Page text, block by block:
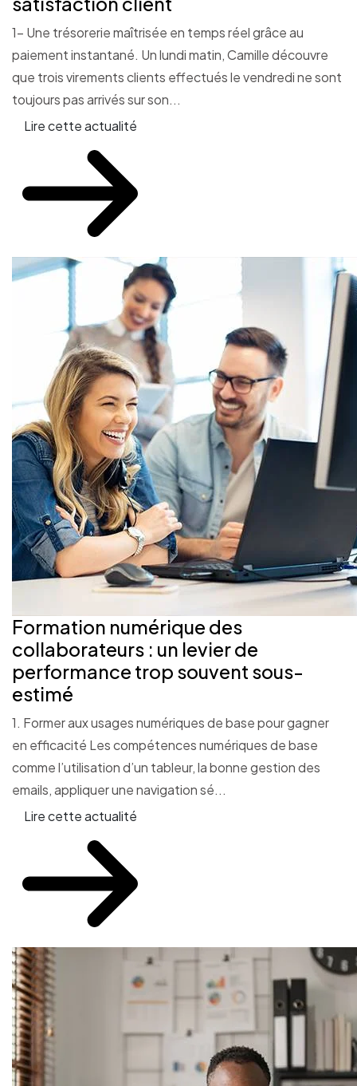
1- Une trésorerie maîtrisée en temps réel grâce au
paiement instantané. Un lundi matin, Camille découvre
que trois virements clients effectués le vendredi ne sont
toujours pas arrivés sur son...
Lire cette actualité
Formation numérique des
collaborateurs : un levier de
performance trop souvent sous-
estimé
1. Former aux usages numériques de base pour gagner
en efficacité Les compétences numériques de base
comme l’utilisation d’un tableur, la bonne gestion des
emails, appliquer une navigation sé...
Lire cette actualité